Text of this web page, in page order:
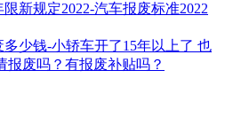
限新规定2022-汽车报废标准2022
多少钱-小轿车开了15年以上了 也
报废吗？有报废补贴吗？